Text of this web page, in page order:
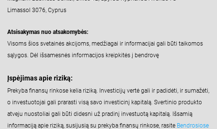
Limassol 3076, Cyprus
Atsisakymas nuo atsakomybės:
Visoms šios svetainės akcijoms, medžiagai ir informacijai gali būti taikomos
sąlygos. Dėl išsamesnės informacijos kreipkitės į bendrovę
Įspėjimas apie riziką:
Prekyba finansų rinkose kelia riziką. Investicijų vertė gali ir padidėti, ir sumažėti,
o investuotojai gali prarasti visą savo investicinį kapitalą. Svertinio produkto
atveju nuostoliai gali būti didesni už pradinį investuotą kapitalą. Išsamią
informaciją apie riziką, susijusią su prekyba finansų rinkose, rasite Bendrosiose